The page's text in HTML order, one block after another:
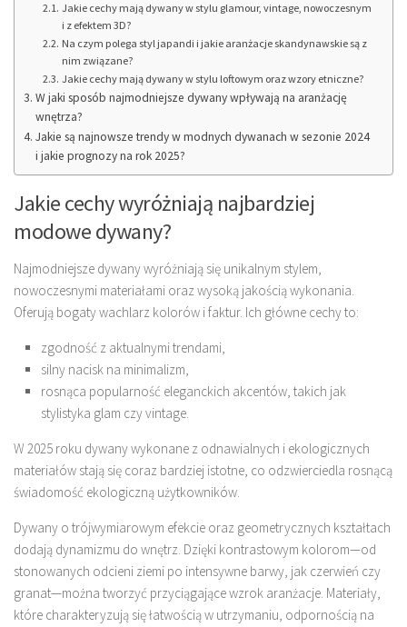
Jakie cechy mają dywany w stylu glamour, vintage, nowoczesnym
i z efektem 3D?
Na czym polega styl japandi i jakie aranżacje skandynawskie są z
nim związane?
Jakie cechy mają dywany w stylu loftowym oraz wzory etniczne?
W jaki sposób najmodniejsze dywany wpływają na aranżację
wnętrza?
Jakie są najnowsze trendy w modnych dywanach w sezonie 2024
i jakie prognozy na rok 2025?
Jakie cechy wyróżniają najbardziej
modowe dywany?
Najmodniejsze dywany wyróżniają się unikalnym stylem,
nowoczesnymi materiałami oraz wysoką jakością wykonania.
Oferują bogaty wachlarz kolorów i faktur. Ich główne cechy to:
zgodność z aktualnymi trendami,
silny nacisk na minimalizm,
rosnąca popularność eleganckich akcentów, takich jak
stylistyka glam czy vintage.
W 2025 roku dywany wykonane z odnawialnych i ekologicznych
materiałów stają się coraz bardziej istotne, co odzwierciedla rosnącą
świadomość ekologiczną użytkowników.
Dywany o trójwymiarowym efekcie oraz geometrycznych kształtach
dodają dynamizmu do wnętrz. Dzięki kontrastowym kolorom—od
stonowanych odcieni ziemi po intensywne barwy, jak czerwień czy
granat—można tworzyć przyciągające wzrok aranżacje. Materiały,
które charakteryzują się łatwością w utrzymaniu, odpornością na